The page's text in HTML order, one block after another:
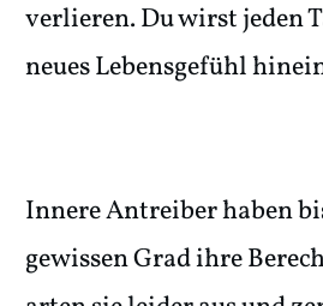
verlieren. Du wirst jeden
neues Lebensgefühl
Innere Antreiber haben
gewissen Grad ihre